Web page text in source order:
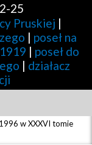
25
Pruskiej |
| poseł na
| poseł do
| działacz
w XXXVI tomie